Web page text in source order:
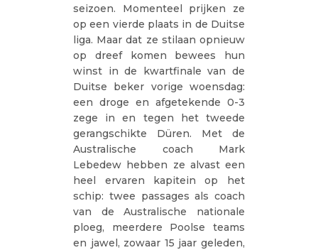
seizoen. Momenteel prijken ze
op een vierde plaats in de Duitse
liga. Maar dat ze stilaan opnieuw
op dreef komen bewees hun
winst in de kwartfinale van de
Duitse beker vorige woensdag:
een droge en afgetekende 0-3
zege in en tegen het tweede
gerangschikte Düren. Met de
Australische coach Mark
Lebedew hebben ze alvast een
heel ervaren kapitein op het
schip: twee passages als coach
van de Australische nationale
ploeg, meerdere Poolse teams
en jawel, zowaar 15 jaar geleden,